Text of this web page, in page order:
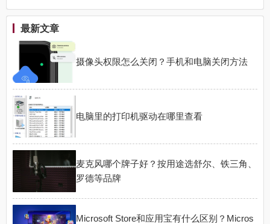
最新文章
摄像头权限怎么关闭？手机和电脑关闭方法
电脑里的打印机驱动在哪里查看
麦克风哪个牌子好？按用途选舒尔、铁三角、
罗德等品牌
Microsoft Store和应用宝有什么区别？Micros